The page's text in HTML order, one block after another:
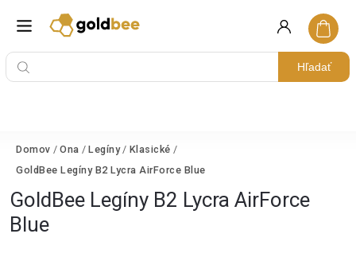
Hľadať
Domov / Ona / Legíny / Klasické /
GoldBee Legíny B2 Lycra AirForce Blue
GoldBee Legíny B2 Lycra AirForce
Blue